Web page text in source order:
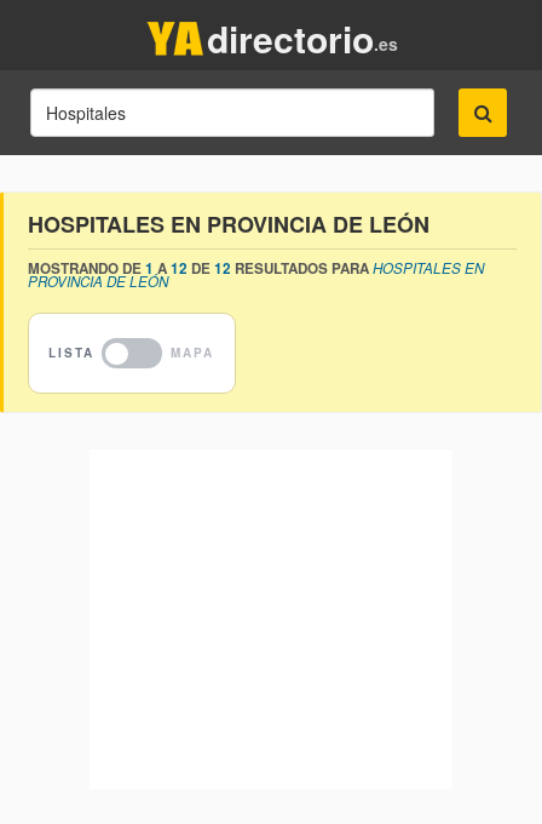
.es
directorio
HOSPITALES EN PROVINCIA DE LEÓN
MOSTRANDO DE1A12 DE12 RESULTADOS PARAHOSPITALES EN
PROVINCIA DE LEÓN